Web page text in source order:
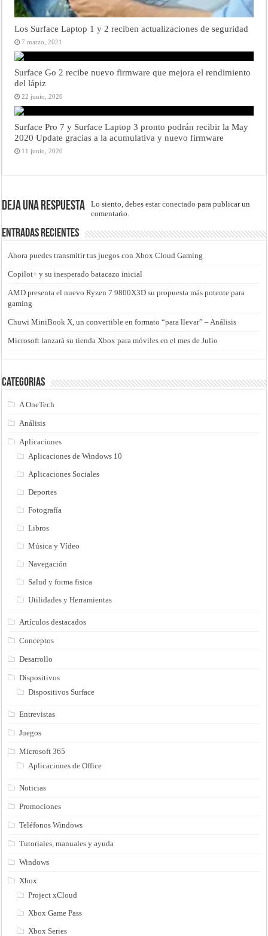
Los Surface Laptop 1 y 2 reciben actualizaciones de seguridad
7 marzo, 2021
Surface Go 2 recibe nuevo firmware que mejora el rendimiento
del lápiz
22 junio, 2020
Surface Pro 7 y Surface Laptop 3 pronto podrán recibir la May
2020 Update gracias a la acumulativa y nuevo firmware
11 junio, 2020
Deja una respuesta Lo siento, debes estarconectado para publicar un
comentario.
Entradas recientes
Ahora puedes transmitir tus juegos con Xbox Cloud Gaming
Copilot+ y su inesperado batacazo inicial
AMD presenta el nuevo Ryzen 7 9800X3D su propuesta más potente para
gaming
Chuwi MiniBook X, un convertible en formato “para llevar” – Análisis
Microsoft lanzará su tienda Xbox para móviles en el mes de Julio
Categorias
A OneTech
Análisis
Aplicaciones
Aplicaciones de Windows 10
Aplicaciones Sociales
Deportes
Fotografía
Libros
Música y Vídeo
Navegación
Salud y forma fisica
Utilidades y Herramientas
Artículos destacados
Conceptos
Desarrollo
Dispositivos
Dispositivos Surface
Entrevistas
Juegos
Microsoft 365
Aplicaciones de Office
Noticias
Promociones
Teléfonos Windows
Tutoriales, manuales y ayuda
Windows
Xbox
Project xCloud
Xbox Game Pass
Xbox Series